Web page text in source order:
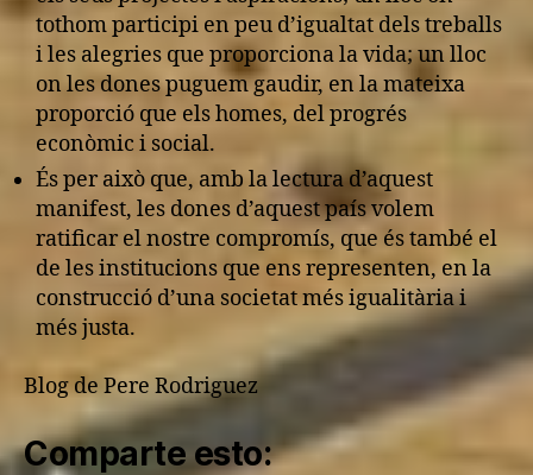
tothom participi en peu d’igualtat dels treballs
i les alegries que proporciona la vida; un lloc
on les dones puguem gaudir, en la mateixa
proporció que els homes, del progrés
econòmic i social.
És per això que, amb la lectura d’aquest
manifest, les dones d’aquest país volem
ratificar el nostre compromís, que és també el
de les institucions que ens representen, en la
construcció d’una societat més igualitària i
més justa.
Blog de Pere Rodriguez
Comparte esto: